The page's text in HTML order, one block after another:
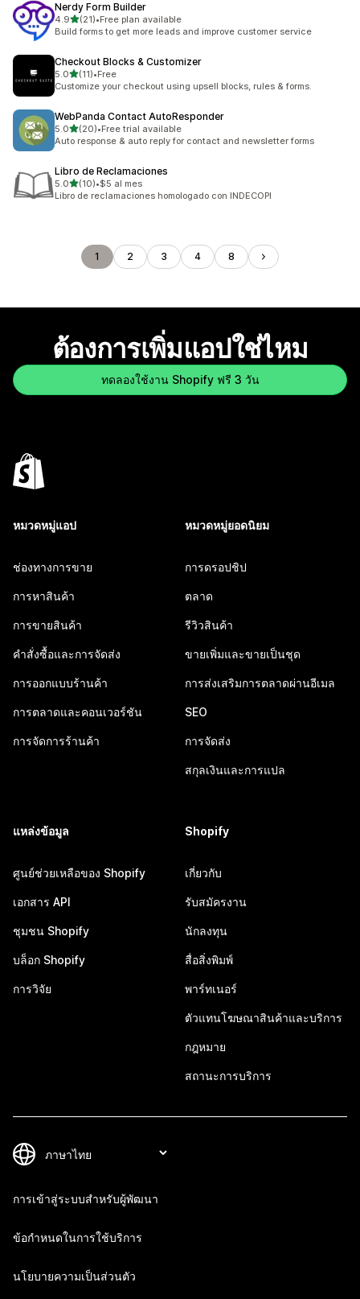
Nerdy Form Builder
4.9เต็ม 5 ดาว
(21)
ทั้งหมด 21 รีวิว
•Free plan available
Build forms to get more leads and improve customer service
Checkout Blocks & Customizer
5.0เต็ม 5 ดาว
(11)
ทั้งหมด 11 รีวิว
•Free
Customize your checkout using upsell blocks, rules & forms.
WebPanda Contact AutoResponder
5.0เต็ม 5 ดาว
(20)
ทั้งหมด 20 รีวิว
•Free trial available
Auto response & auto reply for contact and newsletter forms
Libro de Reclamaciones
5.0เต็ม 5 ดาว
(10)
ทั้งหมด 10 รีวิว
•$5 al mes
Libro de reclamaciones homologado con INDECOPI
1 2 3 4 8
ต้องการเพิ่มแอปใช่ไหม
ทดลองใช้งาน Shopify ฟรี 3 วัน
หมวดหมู่แอป
ช่องทางการขาย
การหาสินค้า
การขายสินค้า
คำสั่งซื้อและการจัดส่ง
การออกแบบร้านค้า
การตลาดและคอนเวอร์ชัน
การจัดการร้านค้า
หมวดหมู่ยอดนิยม
การดรอปชิป
ตลาด
รีวิวสินค้า
ขายเพิ่มและขายเป็นชุด
การส่งเสริมการตลาดผ่านอีเมล
SEO
การจัดส่ง
สกุลเงินและการแปล
แหล่งข้อมูล
ศูนย์ช่วยเหลือของ Shopify
เอกสาร API
ชุมชน Shopify
บล็อก Shopify
การวิจัย
Shopify
เกี่ยวกับ
รับสมัครงาน
นักลงทุน
สื่อสิ่งพิมพ์
พาร์ทเนอร์
ตัวแทนโฆษณาสินค้าและบริการ
กฎหมาย
สถานะการบริการ
การเข้าสู่ระบบสำหรับผู้พัฒนา
ข้อกำหนดในการใช้บริการ
นโยบายความเป็นส่วนตัว